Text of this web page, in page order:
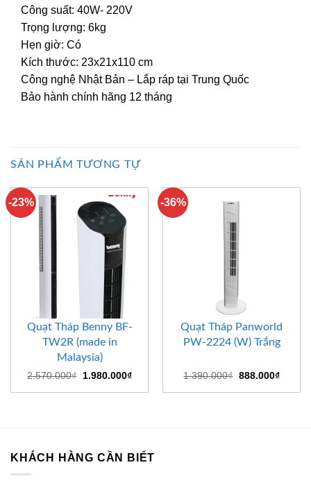
Công suất: 40W- 220V
Trọng lượng: 6kg
Hẹn giờ: Có
Kích thước: 23x21x110 cm
Công nghệ Nhật Bản – Lắp ráp tại Trung Quốc
Bảo hành chính hãng 12 tháng
SẢN PHẨM TƯƠNG TỰ
-23%
Quạt Tháp Benny BF-
TW2R (made in
Malaysia)
2.570.000₫
Giá
là:
1.980.000₫Giá
tại
-36%
Quạt Tháp Panworld
PW-2224 (W) Trắng
1.390.000₫ Giá
là:
888.000₫Giá
tại
KHÁCH HÀNG CẦN BIẾT